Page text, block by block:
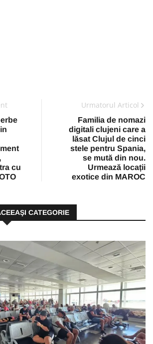
cu
Urmatorul Articol
Familia de nomazi
digitali clujeni care a
lăsat Clujul de cinci
stele pentru Spania,
se mută din nou.
Urmează locații
exotice din MAROC
CATEGORIE